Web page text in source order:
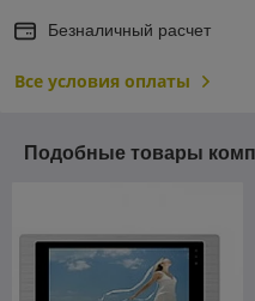
Безналичный расчет
Все условия оплаты
Подобные товары